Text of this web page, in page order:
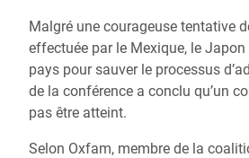
Malgré une courageuse tentative
effectuée par le Mexique, le
pays pour sauver le processus
de la conférence a conclu qu’un
pas être atteint.
Selon Oxfam, membre de la